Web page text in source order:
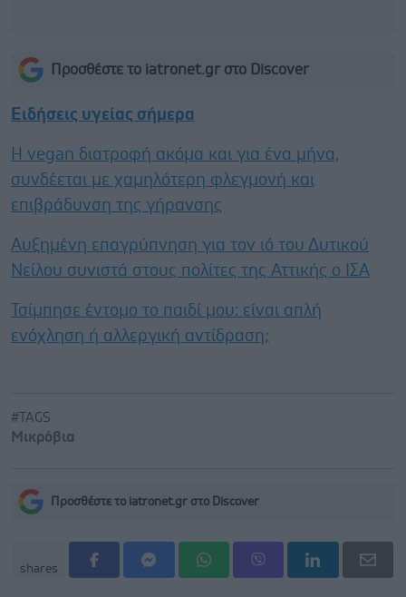
Προσθέστε το iatronet.gr στο Discover
Ειδήσεις υγείας σήμερα
Η vegan διατροφή ακόμα και για ένα μήνα,
συνδέεται με χαμηλότερη φλεγμονή και
επιβράδυνση της γήρανσης
Αυξημένη επαγρύπνηση για τον ιό του Δυτικού
Νείλου συνιστά στους πολίτες της Αττικής ο ΙΣΑ
Τσίμπησε έντομο το παιδί μου: είναι απλή
ενόχληση ή αλλεργική αντίδραση;
#TAGS
Μικρόβια
Προσθέστε το iatronet.gr στο Discover
shares